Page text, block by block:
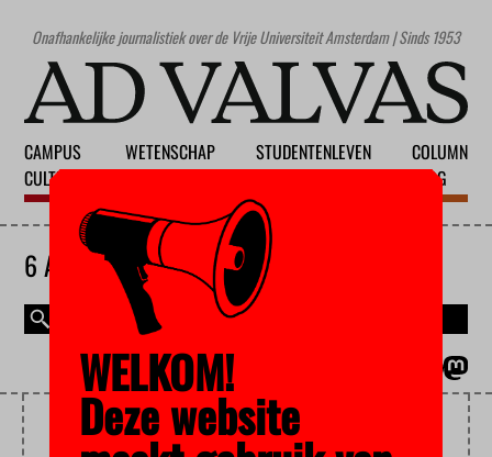
Onafhankelijke journalistiek over de Vrije Universiteit Amsterdam | Sinds 1953
CAMPUS
CULTUUR
WETENSCHAP
STUDENTENLEVEN
COLUMN
BLOG
6 AUGUSTUS 2026
ONDERWIJSPRIJZEN
WELKOM!
Deze website